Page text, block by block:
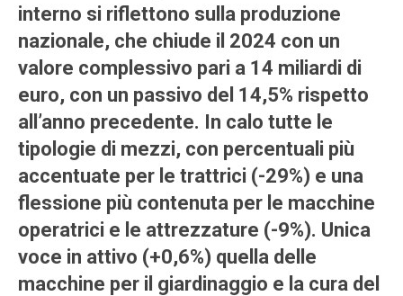
interno si riflettono sulla produzione
nazionale, che chiude il 2024 con un
valore complessivo pari a 14 miliardi di
euro, con un passivo del 14,5% rispetto
all’anno precedente. In calo tutte le
tipologie di mezzi, con percentuali più
accentuate per le trattrici (-29%) e una
flessione più contenuta per le macchine
operatrici e le attrezzature (-9%). Unica
voce in attivo (+0,6%) quella delle
macchine per il giardinaggio e la cura del